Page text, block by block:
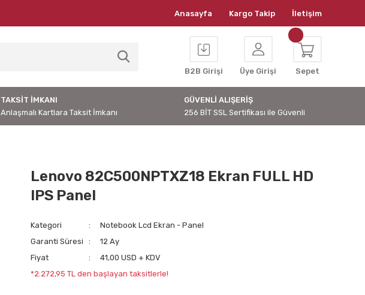
Anasayfa Kargo Takip İletişim
B2B Girişi Üye Girişi Sepet
TAKSİT İMKANI
Anlaşmalı Kartlara Taksit İmkanı
GÜVENLİ ALIŞERİŞ
256 BİT SSL Sertifikası ile Güvenli
Lenovo 82C500NPTXZ18 Ekran FULL HD
IPS Panel
Kategori
Notebook Lcd Ekran - Panel
Garanti Süresi
12 Ay
Fiyat
41,00 USD + KDV
*2.272,95 TL den başlayan taksitlerle!